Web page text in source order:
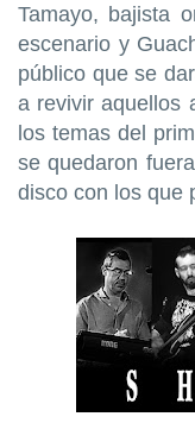
Tamayo, bajista
escenario y
público que se
a revivir aquellos
los temas del
se quedaron
disco con los que